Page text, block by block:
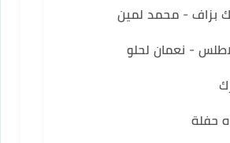
بزاف - محمد لمين
- نعمان لحلو
حفلة